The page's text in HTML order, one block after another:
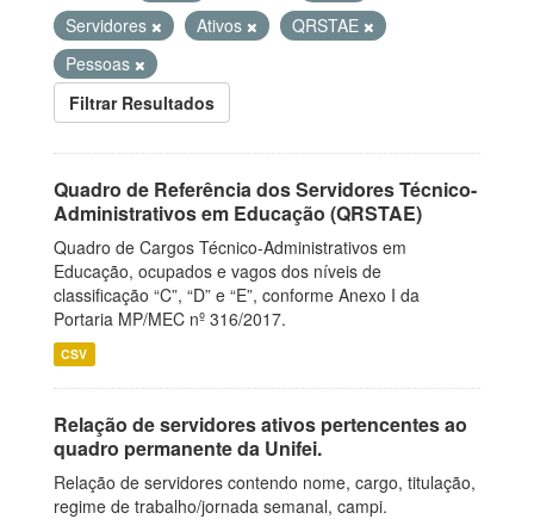
Servidores
Ativos
QRSTAE
Pessoas
Filtrar Resultados
Quadro de Referência dos Servidores Técnico-
Administrativos em Educação (QRSTAE)
Quadro de Cargos Técnico-Administrativos em
Educação, ocupados e vagos dos níveis de
classificação “C”, “D” e “E”, conforme Anexo I da
Portaria MP/MEC nº 316/2017.
CSV
Relação de servidores ativos pertencentes ao
quadro permanente da Unifei.
Relação de servidores contendo nome, cargo, titulação,
regime de trabalho/jornada semanal, campi.